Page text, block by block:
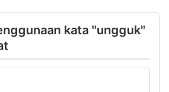
kata "ungguk"